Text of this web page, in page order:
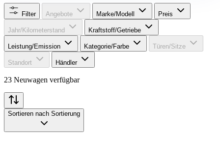
Filter Angebote Marke/Modell Preis
Jahr/Kilometerstand Kraftstoff/Getriebe
Leistung/Emission Kategorie/Farbe Türen/Sitze
Standort Händler
23 Neuwagen verfügbar
Sortieren nach Sortierung